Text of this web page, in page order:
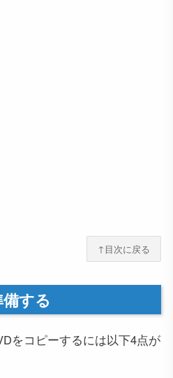
↑目次に戻る
する
をコピーするには以下4点が